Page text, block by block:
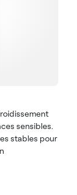
sensibles.
stables pour